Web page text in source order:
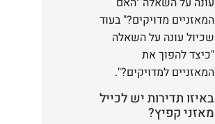
המאזניים מדויקים?" בעוד
שכיול עונה על השאלה
"כיצד להפוך את
המאזניים למדויקים?".
באיזו תדירות יש לכייל
מאזני קפיץ?